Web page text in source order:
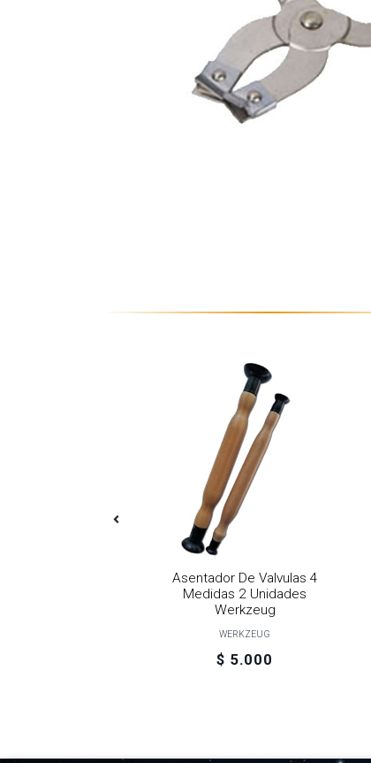
Asentador De Valvulas 4
Medidas 2 Unidades
Werkzeug
WERKZEUG
$ 5.000